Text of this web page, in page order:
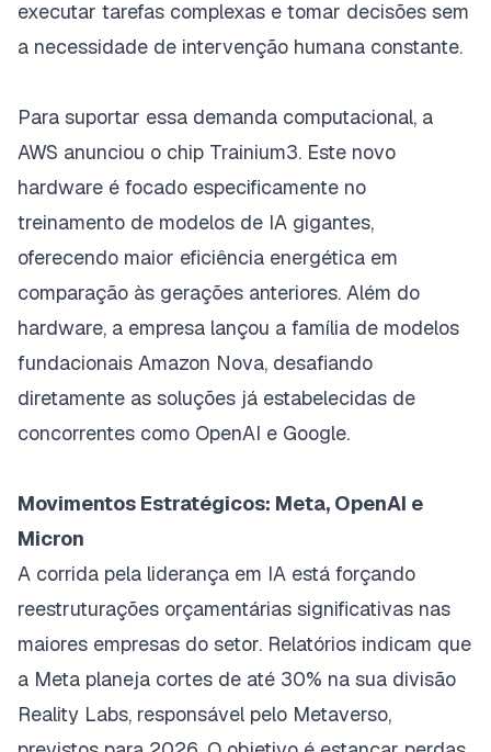
executar tarefas complexas e tomar decisões sem
a necessidade de intervenção humana constante.
Para suportar essa demanda computacional, a
AWS anunciou o chip Trainium3. Este novo
hardware é focado especificamente no
treinamento de modelos de IA gigantes,
oferecendo maior eficiência energética em
comparação às gerações anteriores. Além do
hardware, a empresa lançou a família de modelos
fundacionais Amazon Nova, desafiando
diretamente as soluções já estabelecidas de
concorrentes como OpenAI e Google.
Movimentos Estratégicos: Meta, OpenAI e
Micron
A corrida pela liderança em IA está forçando
reestruturações orçamentárias significativas nas
maiores empresas do setor. Relatórios indicam que
a Meta planeja cortes de até 30% na sua divisão
Reality Labs, responsável pelo Metaverso,